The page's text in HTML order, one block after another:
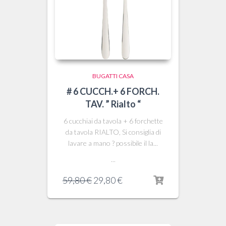
BUGATTI CASA
# 6 CUCCH.+ 6 FORCH.
TAV. ” Rialto “
6 cucchiai da tavola + 6 forchette
da tavola RIALTO, Si consiglia di
lavare a mano ? possibile il la...
59,80€Il
originale
29,80€Il
attuale